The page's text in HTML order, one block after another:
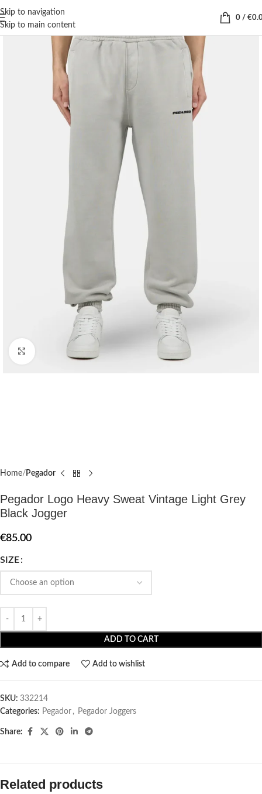
Skip to navigation
Skip to main content
0 / €
Click to enlarge
Home Pegador​
Pegador Logo Heavy Sweat Vintage Light Grey
Black Jogger
€85.00
SIZE
ADD TO CART
Add to compare Add to wishlist
SKU: 332214
Categories: Pegador​ , Pegador Joggers
Share:
Related products